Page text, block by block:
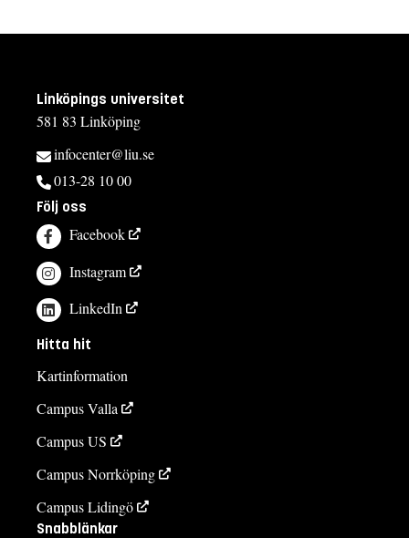
Linköpings universitet
581 83 Linköping
infocenter@liu.se
013-28 10 00
Följ oss
Facebook
Instagram
LinkedIn
Hitta hit
Kartinformation
Campus Valla
Campus US
Campus Norrköping
Campus Lidingö
Snabblänkar